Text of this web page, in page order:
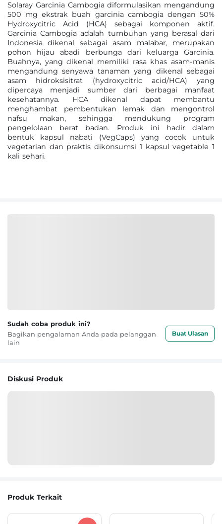
Solaray Garcinia Cambogia diformulasikan mengandung
500 mg ekstrak buah garcinia cambogia dengan 50%
Hydroxycitric Acid (HCA) sebagai komponen aktif.
Garcinia Cambogia adalah tumbuhan yang berasal dari
Indonesia dikenal sebagai asam malabar, merupakan
pohon hijau abadi berbunga dari keluarga Garcinia.
Buahnya, yang dikenal memiliki rasa khas asam-manis
mengandung senyawa tanaman yang dikenal sebagai
asam hidroksisitrat (hydroxycitric acid/HCA) yang
dipercaya menjadi sumber dari berbagai manfaat
kesehatannya. HCA dikenal dapat membantu
menghambat pembentukan lemak dan mengontrol
nafsu makan, sehingga mendukung program
pengelolaan berat badan. Produk ini hadir dalam
bentuk kapsul nabati (VegCaps) yang cocok untuk
vegetarian dan praktis dikonsumsi 1 kapsul vegetable 1
kali sehari.
Sudah coba produk ini?
Bagikan pengalaman Anda pada pelanggan
lain
Buat Ulasan
Diskusi Produk
Produk Terkait